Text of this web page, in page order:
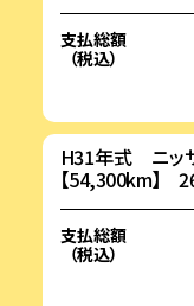
支払総額
（税込）
H31年式 ニッ
【54,300km】
支払総額
（税込）